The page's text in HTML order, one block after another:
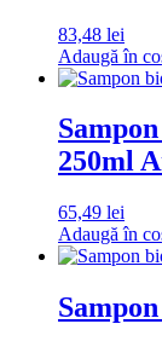
83,48 lei
Adaugă în
250ml
65,49 lei
Adaugă în